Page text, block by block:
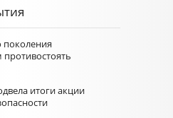
поколения
итоги акции